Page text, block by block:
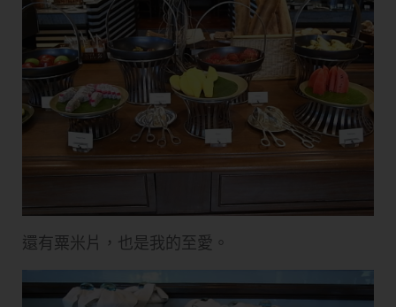
還有粟米片，也是我的至愛。